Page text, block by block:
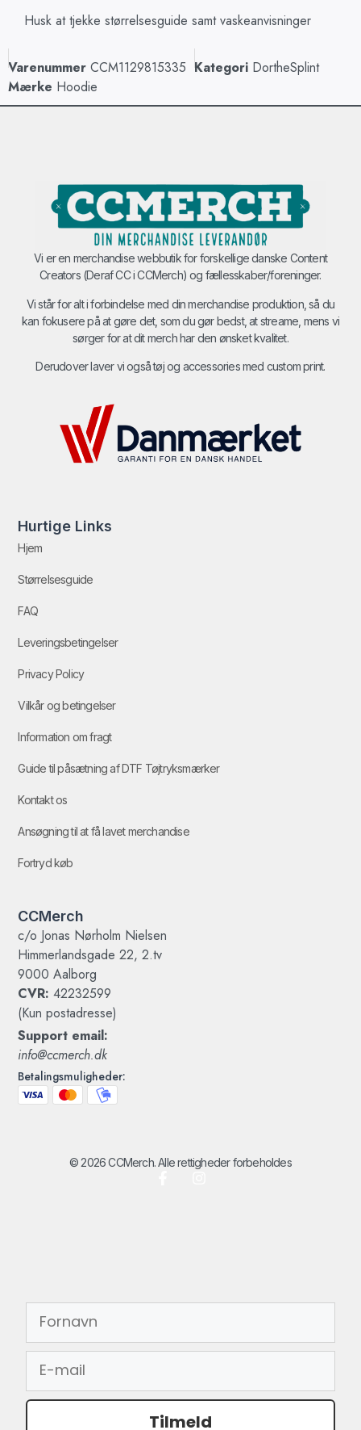
Husk at tjekke størrelsesguide samt vaskeanvisninger
Varenummer CCM1129815335 Kategori DortheSplint
Mærke Hoodie
Vi er en merchandise webbutik for forskellige danske Content
Creators (Deraf CC i CCMerch) og fællesskaber/foreninger.
Vi står for alt i forbindelse med din merchandise produktion, så du
kan fokusere på at gøre det, som du gør bedst, at streame, mens vi
sørger for at dit merch har den ønsket kvalitet.
Derudover laver vi også tøj og accessories med custom print.
Hurtige Links
Hjem
Størrelsesguide
FAQ
Leveringsbetingelser
Privacy Policy
Vilkår og betingelser
Information om fragt
Guide til påsætning af DTF Tøjtryksmærker
Kontakt os
Ansøgning til at få lavet merchandise
Fortryd køb
CCMerch
c/o Jonas Nørholm Nielsen
Himmerlandsgade 22, 2.tv
9000 Aalborg
CVR: 42232599
(Kun postadresse)
Support email:
info@ccmerch.dk
Betalingsmuligheder:
© 2026 CCMerch. Alle rettigheder forbeholdes
FORNAVN
EMAIL
Tilmeld